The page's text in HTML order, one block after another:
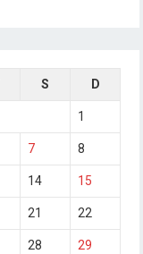
S D
1
7 8
14 15
21 22
28 29